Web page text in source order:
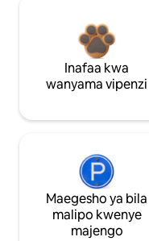
Inafaa kwa
wanyama vipenzi
Maegesho ya bila
malipo kwenye
majengo